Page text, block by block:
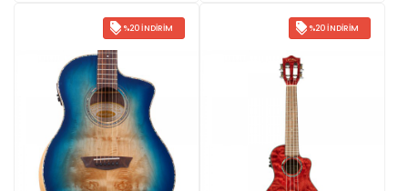
%20 İNDIRIM %20 İNDIRIM